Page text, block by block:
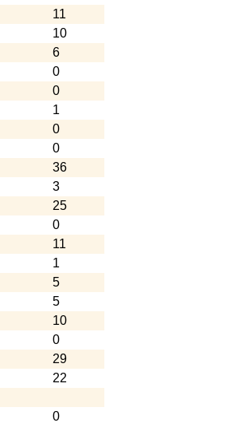
11
10
6
0
0
1
0
0
36
3
25
0
11
1
5
5
10
0
29
22
0